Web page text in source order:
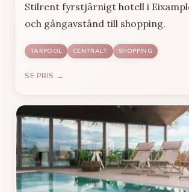
Stilrent fyrstjärnigt hotell i
och gångavstånd till shopping.
TAKPOOL CENTRALT SHOPPING
SE PRIS →